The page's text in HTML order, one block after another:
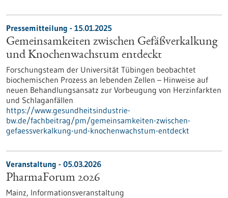
Pressemitteilung - 15.01.2025
Gemeinsamkeiten zwischen Gefäßverkalkung
und Knochenwachstum entdeckt
Forschungsteam der Universität Tübingen beobachtet
biochemischen Prozess an lebenden Zellen – Hinweise auf
neuen Behandlungsansatz zur Vorbeugung von Herzinfarkten
und Schlaganfällen
https://www.gesundheitsindustrie-
bw.de/fachbeitrag/pm/gemeinsamkeiten-zwischen-
gefaessverkalkung-und-knochenwachstum-entdeckt
Veranstaltung - 05.03.2026
PharmaForum 2026
Mainz, Informationsveranstaltung